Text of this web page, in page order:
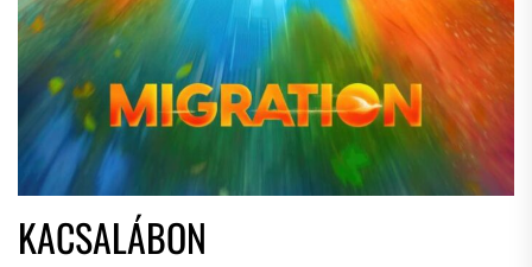
KACSALÁBON